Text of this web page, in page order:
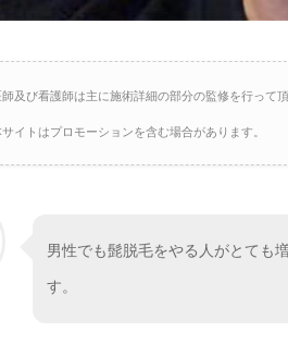
師及び看護師は主に施術詳細の部分の監修を行って
イトはプロモーションを含む場合があります。
男性でも髭脱毛をやる人がとても
す。